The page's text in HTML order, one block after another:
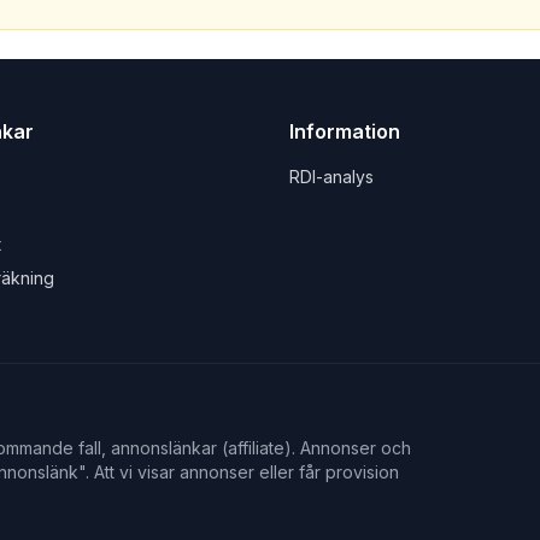
Information
RDI-analys
fall, annonslänkar (affiliate). Annonser och
Att vi visar annonser eller får provision